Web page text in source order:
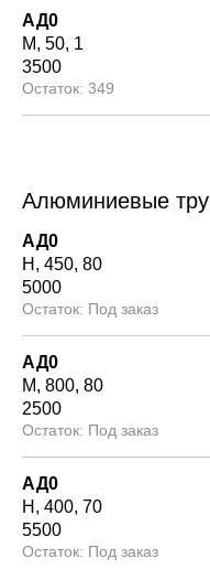
АД0
М 50 1
3500
349
Алюминиевые
АД0
Н
450 80
5000
Под заказ
АД0
М 800 80
2500
Под заказ
АД0
Н
400 70
5500
Под заказ